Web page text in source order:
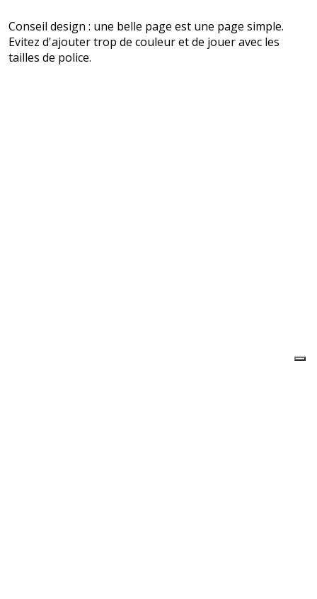
Conseil design : une belle page est une page simple.
Evitez d'ajouter trop de couleur et de jouer avec les
tailles de police.